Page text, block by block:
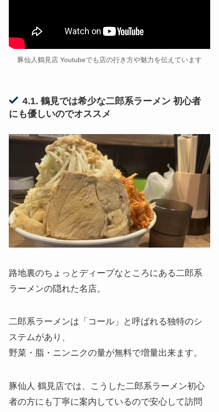
豚仙人鶴見店 Youtubeでも店の行き方や魅力を伝えています
4.1. 鶴見では希少な二郎系ラーメン 初心者
にも優しいのでオススメ
路地裏のちょっとディープなところにある二郎系
ラーメンの隠れた名店。
二郎系ラーメンは「コール」と呼ばれる独特のシ
ステムがあり、
野菜・脂・ニンニクの量が無料で増量出来ます。
豚仙人 鶴見店では、こうした二郎系ラーメン初心
者の方にも丁寧に案内しているので安心して訪問